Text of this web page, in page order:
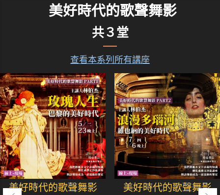
美好時代的歌聲舞影
共３堂
查看本系列所有講座
美好時代的歌聲舞影
美好時代的歌聲舞影